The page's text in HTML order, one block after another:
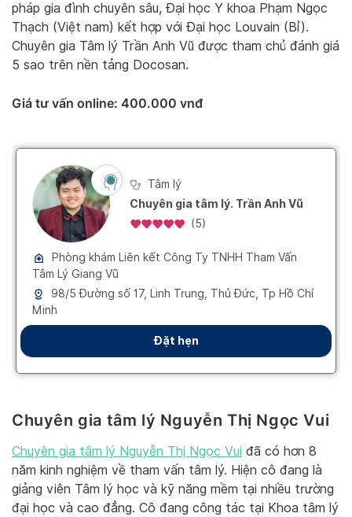
pháp gia đình chuyên sâu, Đại học Y khoa Phạm Ngọc
Thạch (Việt nam) kết hợp với Đại học Louvain (Bỉ).
Chuyên gia Tâm lý Trần Anh Vũ được tham chủ đánh giá
5 sao trên nền tảng Docosan.
Giá tư vấn online: 400.000 vnđ
Chuyên gia tâm lý Nguyễn Thị Ngọc Vui
Chuyên gia tâm lý Nguyễn Thị Ngọc Vui đã có hơn 8
năm kinh nghiệm về tham vấn tâm lý. Hiện cô đang là
giảng viên Tâm lý học và kỹ năng mềm tại nhiều trường
đại học và cao đẳng. Cô đang công tác tại Khoa tâm lý